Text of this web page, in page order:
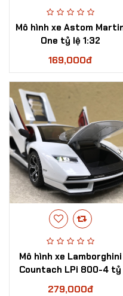
Mô hình xe Astom
One tỷ lệ 1:32
169,000đ
Mô hình xe Lamborghini
Countach LPi 800-4 tỷ
lệ 1:24
279,000đ